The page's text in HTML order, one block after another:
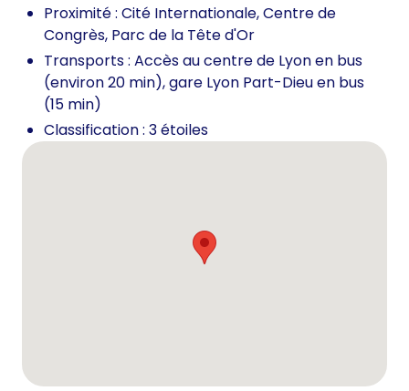
Proximité : Cité Internationale, Centre de
Congrès, Parc de la Tête d'Or
Transports : Accès au centre de Lyon en bus
(environ 20 min), gare Lyon Part-Dieu en bus
(15 min)
Classification : 3 étoiles